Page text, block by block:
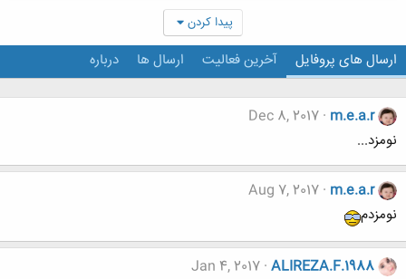
پیدا کردن
ارسال های پروفایل آخرین فعالیت ارسال ها درباره
m.e.a.r
Dec 8, 2017
نومزد...
m.e.a.r
Aug 7, 2017
نومزدم
ALIREZA.F.1988
Jan 4, 2017